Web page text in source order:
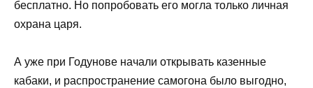
бесплатно. Но попробовать его могла только личная
охрана царя.
А уже при Годунове начали открывать казенные
кабаки, и распространение самогона было выгодно,